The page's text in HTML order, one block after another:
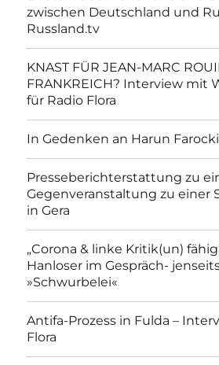
zwischen Deutschland und
Russland.tv
KNAST FÜR JEAN-MARC
FRANKREICH? Interview mit
für Radio Flora
In Gedenken an Harun Farocki
Presseberichterstattung zu
Gegenveranstaltung zu einer
in Gera
„Corona & linke Kritik(un)
Hanloser im Gespräch-
»Schwurbelei«
Antifa-Prozess in Fulda –
Flora